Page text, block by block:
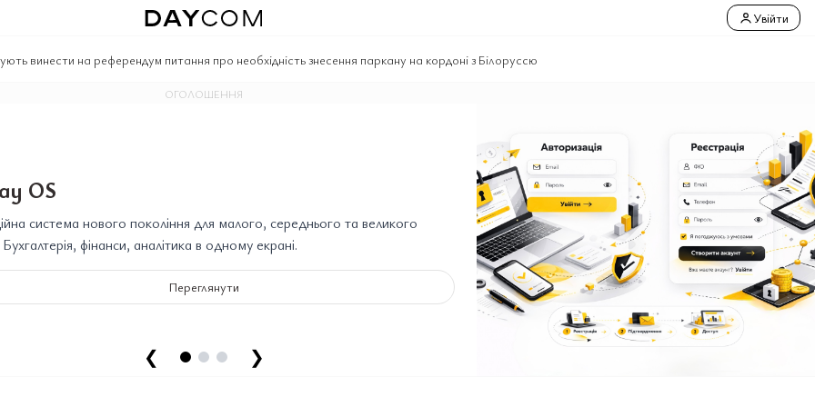
Увійти
винести на референдум питання про необхідність знесення паркану на кордоні з Білоруссю
ОГОЛОШЕННЯ
OS
система нового покоління для малого, середнього та великого
Бухгалтерія, фінанси, аналітика в одному екрані.
Переглянути
❮ ❯